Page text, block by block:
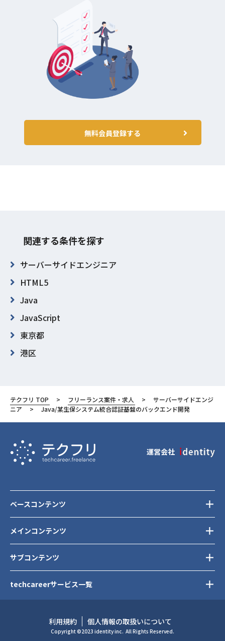
無料会員登録する
関連する条件を探す
サーバーサイドエンジニア
HTML5
Java
JavaScript
東京都
港区
テクフリ TOP フリーランス案件・求人
サーバーサイドエンジ
ニア
Java/某生保システム統合認証基盤のバックエンド開発
運営会社
メインコンテンツ
サブコンテンツ
ベースコンテンツ
techcareerサービス一覧
利用規約 個人情報の取扱いについて
Copyright ©2023 identity inc. All Rights Reserved.